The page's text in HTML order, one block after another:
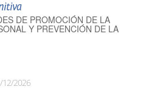
DE PROMOCIÓN DE LA
Y PREVENCIÓN DE LA
12/2026